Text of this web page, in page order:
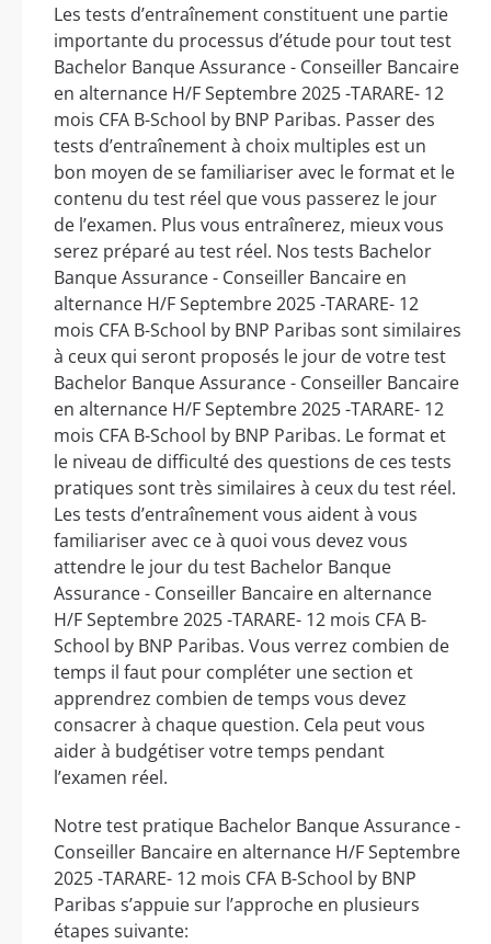
Les tests d’entraînement constituent une partie
importante du processus d’étude pour tout test
Bachelor Banque Assurance - Conseiller Bancaire
en alternance H/F Septembre 2025 -TARARE- 12
mois CFA B-School by BNP Paribas. Passer des
tests d’entraînement à choix multiples est un
bon moyen de se familiariser avec le format et le
contenu du test réel que vous passerez le jour
de l’examen. Plus vous entraînerez, mieux vous
serez préparé au test réel. Nos tests Bachelor
Banque Assurance - Conseiller Bancaire en
alternance H/F Septembre 2025 -TARARE- 12
mois CFA B-School by BNP Paribas sont similaires
à ceux qui seront proposés le jour de votre test
Bachelor Banque Assurance - Conseiller Bancaire
en alternance H/F Septembre 2025 -TARARE- 12
mois CFA B-School by BNP Paribas. Le format et
le niveau de difficulté des questions de ces tests
pratiques sont très similaires à ceux du test réel.
Les tests d’entraînement vous aident à vous
familiariser avec ce à quoi vous devez vous
attendre le jour du test Bachelor Banque
Assurance - Conseiller Bancaire en alternance
H/F Septembre 2025 -TARARE- 12 mois CFA B-
School by BNP Paribas. Vous verrez combien de
temps il faut pour compléter une section et
apprendrez combien de temps vous devez
consacrer à chaque question. Cela peut vous
aider à budgétiser votre temps pendant
l’examen réel.
Notre test pratique Bachelor Banque Assurance -
Conseiller Bancaire en alternance H/F Septembre
2025 -TARARE- 12 mois CFA B-School by BNP
Paribas s’appuie sur l’approche en plusieurs
étapes suivante: